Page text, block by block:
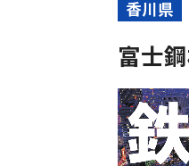
香川県
富士